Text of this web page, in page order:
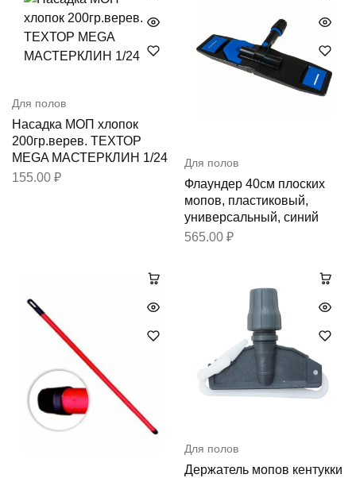
Для полов
Насадка МОП хлопок
200гр.верев. ТЕХТОР
MEGA МАСТЕРКЛИН 1/24
155.00 ₽
Для полов
Флаундер 40см плоских
мопов, пластиковый,
универсальный, синий
565.00 ₽
Для полов
Держатель мопов кентукки